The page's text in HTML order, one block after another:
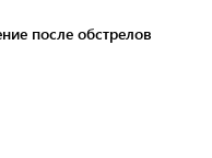
после обстрелов